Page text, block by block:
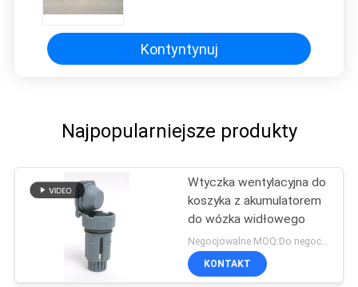
Kontyntynuj
Najpopularniejsze produkty
Wtyczka wentylacyjna do
koszyka z akumulatorem
do wózka widłowego
Negocjowalne MOQ:Do negocjacji
KONTAKT